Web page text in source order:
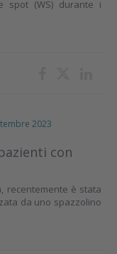
spot (WS) durante i
2023
con
recentemente è stata
da uno spazzolino